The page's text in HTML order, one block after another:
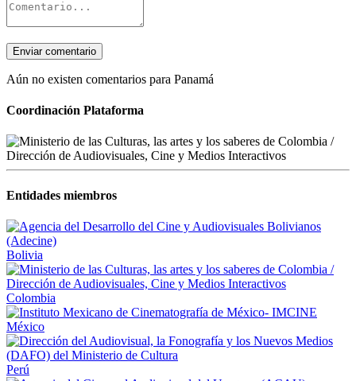
Enviar comentario
Aún no existen comentarios para Panamá
Coordinación Plataforma
Entidades miembros
Bolivia
Colombia
México
Perú